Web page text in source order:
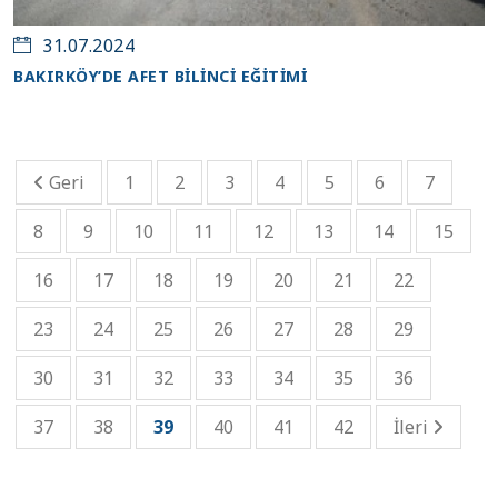
31.07.2024
BAKIRKÖY’DE AFET BİLİNCİ EĞİTİMİ
Geri 1 2 3 4 5 6
7
8
9 10 11 12 13 14
15
16
17 18 19 20 21
22
23
24 25 26 27 28
29
30
31 32 33 34 35
36
37
38 39 40 41 42 İleri